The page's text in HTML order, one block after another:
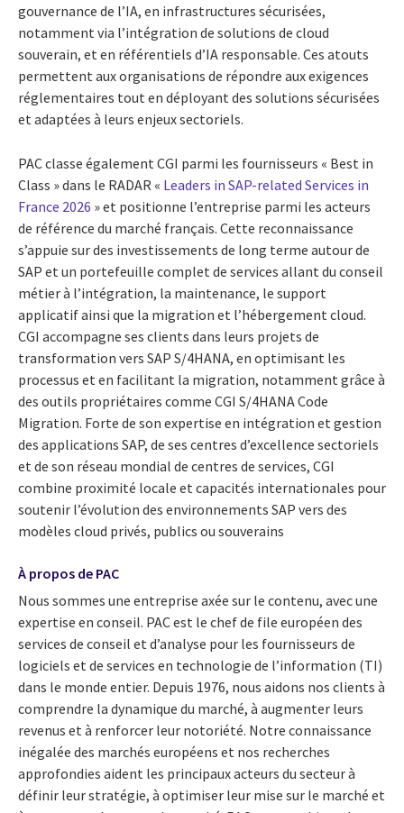
gouvernance de l’IA, en infrastructures sécurisées,
notamment via l’intégration de solutions de cloud
souverain, et en référentiels d’IA responsable. Ces atouts
permettent aux organisations de répondre aux exigences
réglementaires tout en déployant des solutions sécurisées
et adaptées à leurs enjeux sectoriels.
PAC classe également CGI parmi les fournisseurs « Best in
Class » dans le RADAR « Leaders in SAP-related Services in
France 2026 » et positionne l’entreprise parmi les acteurs
de référence du marché français. Cette reconnaissance
s’appuie sur des investissements de long terme autour de
SAP et un portefeuille complet de services allant du conseil
métier à l’intégration, la maintenance, le support
applicatif ainsi que la migration et l’hébergement cloud.
CGI accompagne ses clients dans leurs projets de
transformation vers SAP S/4HANA, en optimisant les
processus et en facilitant la migration, notamment grâce à
des outils propriétaires comme CGI S/4HANA Code
Migration. Forte de son expertise en intégration et gestion
des applications SAP, de ses centres d’excellence sectoriels
et de son réseau mondial de centres de services, CGI
combine proximité locale et capacités internationales pour
soutenir l’évolution des environnements SAP vers des
modèles cloud privés, publics ou souverains
À propos de PAC
Nous sommes une entreprise axée sur le contenu, avec une
expertise en conseil. PAC est le chef de file européen des
services de conseil et d’analyse pour les fournisseurs de
logiciels et de services en technologie de l’information (TI)
dans le monde entier. Depuis 1976, nous aidons nos clients à
comprendre la dynamique du marché, à augmenter leurs
revenus et à renforcer leur notoriété. Notre connaissance
inégalée des marchés européens et nos recherches
approfondies aident les principaux acteurs du secteur à
définir leur stratégie, à optimiser leur mise sur le marché et